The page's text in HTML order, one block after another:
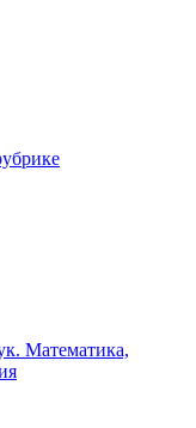
Математика,